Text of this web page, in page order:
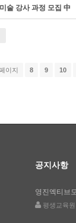
술 강사 과정 모집 中
이지 8 9 10
공지사항
영진엑티브
평생교육원